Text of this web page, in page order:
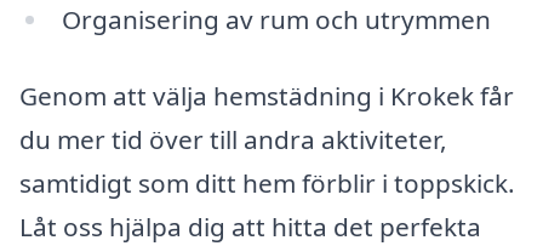
Organisering av rum och utrymmen
Genom att välja hemstädning i Krokek får
du mer tid över till andra aktiviteter,
samtidigt som ditt hem förblir i toppskick.
Låt oss hjälpa dig att hitta det perfekta